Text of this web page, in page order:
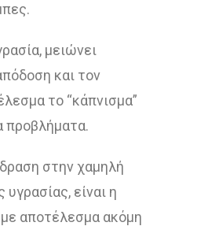
μειώνει
και τον
το “κάπνισμα”
προβλήματα.
στην χαμηλή
είναι η
αποτέλεσμα ακόμη